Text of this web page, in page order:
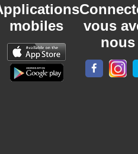
mobiles
vous
nous